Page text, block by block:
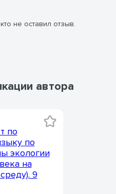
не оставил отзыв.
автора